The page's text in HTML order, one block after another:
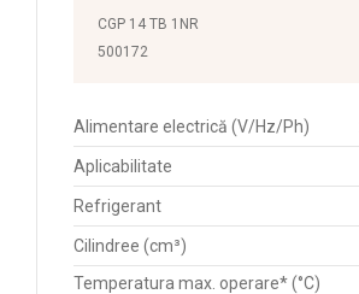
CGP 14 TB 1NR
500172
Alimentare electrică (V/Hz/Ph)
Aplicabilitate
Refrigerant
Cilindree (cm³)
Temperatura max. operare* (°C)